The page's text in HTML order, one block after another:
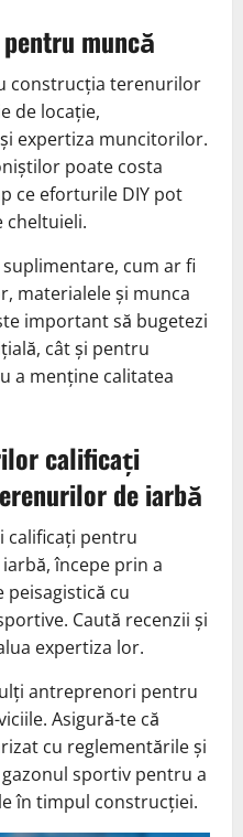
muncă
construcția terenurilor
de locație,
expertiza muncitorilor.
poate costa
ce eforturile DIY pot
cheltuieli.
cum ar fi
materialele și munca
important să bugetezi
cât și pentru
a menține calitatea
calificați
de iarbă
calificați pentru
începe prin a
peisagistică cu
Caută recenzii și
expertiza lor.
antreprenori pentru
Asigură-te că
cu reglementările și
sportiv pentru a
în timpul construcției.